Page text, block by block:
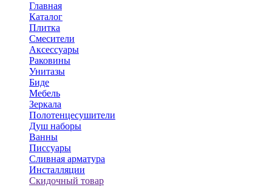
Главная
Каталог
Плитка
Смесители
Аксессуары
Раковины
Унитазы
Биде
Мебель
Зеркала
Полотенцесушители
Душ наборы
Ванны
Писсуары
Сливная арматура
Инсталляции
Скидочный товар